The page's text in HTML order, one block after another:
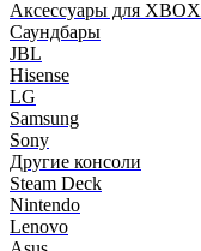
Аксессуары для XBOX
Саундбары
JBL
Hisense
LG
Samsung
Sony
Другие консоли
Steam Deck
Nintendo
Lenovo